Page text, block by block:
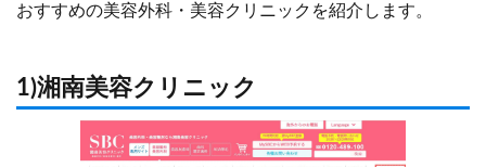
おすすめの美容外科・美容クリニックを紹介します。
1)湘南美容クリニック